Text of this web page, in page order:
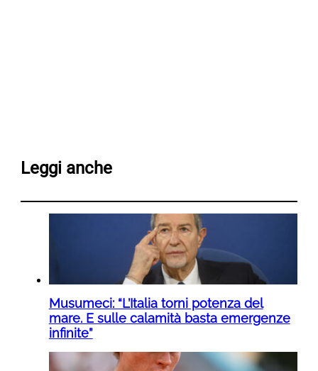
Leggi anche
Musumeci: “L’Italia torni potenza del
mare. E sulle calamità basta emergenze
infinite”